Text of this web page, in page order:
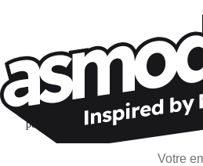
Restons
Je m'abonne pour découvrir des
personnalisés selon mes centres